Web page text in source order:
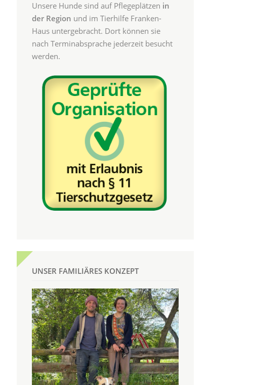
Unsere Hunde sind auf Pflegeplätzen in
der Region und im Tierhilfe Franken-
Haus untergebracht. Dort können sie
nach Terminabsprache jederzeit besucht
werden.
UNSER FAMILIÄRES KONZEPT